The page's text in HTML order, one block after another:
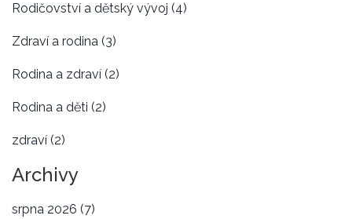
Rodičovství a dětský vývoj (4)
Zdraví a rodina (3)
Rodina a zdraví (2)
Rodina a děti (2)
zdraví (2)
Archivy
srpna 2026 (7)